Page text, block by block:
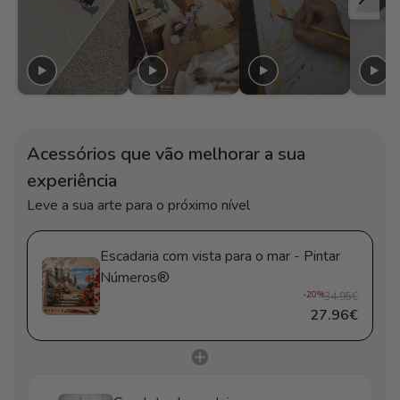
Acessórios que vão melhorar a sua
experiência
Leve a sua arte para o próximo nível
Escadaria com vista para o mar - Pintar
Números®
-20%34.95€
27.96€